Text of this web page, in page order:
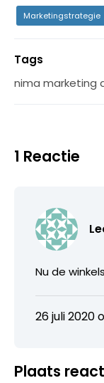
Marketingstrategie
Tags
nima marketing
1 Reactie
Nu de
26 juli 2020
Plaats